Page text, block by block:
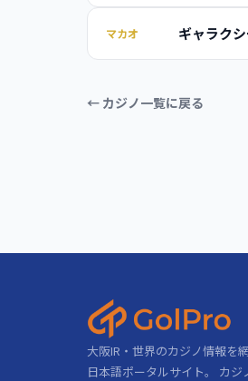
マカオ ギャラク
← カジノ一覧に戻る
大阪IR・世界のカジノ情報を
日本語ポータルサイト。 カジ